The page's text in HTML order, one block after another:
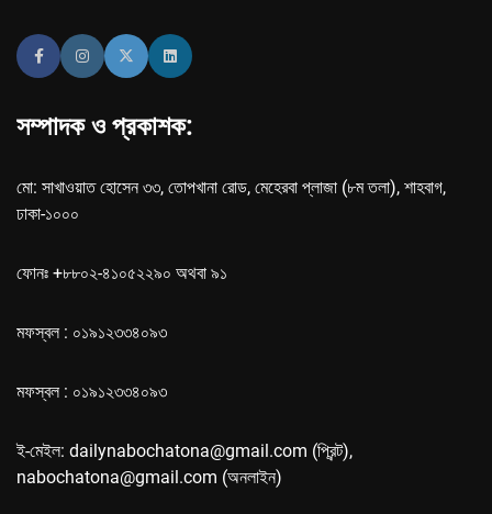
সম্পাদক ও প্রকাশক:
মো: সাখাওয়াত হোসেন ৩৩, তোপখানা রোড, মেহেরবা প্লাজা (৮ম তলা), শাহবাগ,
ঢাকা-১০০০
ফোনঃ +৮৮০২-৪১০৫২২৯০ অথবা ৯১
মফস্বল : ০১৯১২৩৩৪০৯৩
মফস্বল : ০১৯১২৩৩৪০৯৩
ই-মেইল: dailynabochatona@gmail.com (প্রিন্ট),
nabochatona@gmail.com (অনলাইন)